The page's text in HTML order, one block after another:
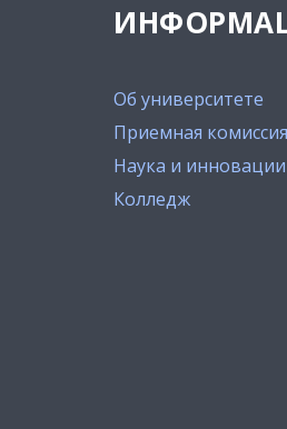
Об университете
Приемная комиссия
Наука и инновации
Колледж